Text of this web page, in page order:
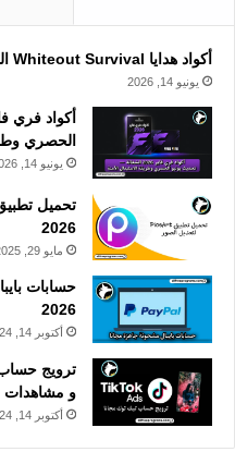
أكواد هدايا Whiteout Survival الفعّالة – يونيو 2026 | محدّثة يومياً
يونيو 14, 2026
الحصري
يونيو 14, 2026
2026
مايو 29, 2025
2026
أكتوبر 14, 2024
و
أكتوبر 14, 2024